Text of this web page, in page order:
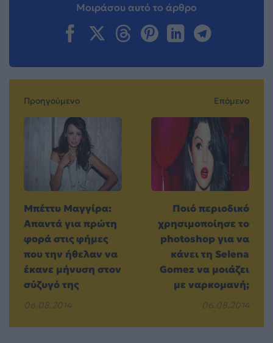
Μοιράσου αυτό το άρθρο
Προηγούμενο
Μπέττυ Μαγγίρα:
Απαντά για πρώτη
φορά στις φήμες
που την ήθελαν να
έκανε μήνυση στον
σύζυγό της
06.08.2014
Επόμενο
Ποιό περιοδικό
χρησιμοποίησε το
photoshop για να
κάνει τη Selena
Gomez να μοιάζει
με ναρκομανή;
06.08.2014